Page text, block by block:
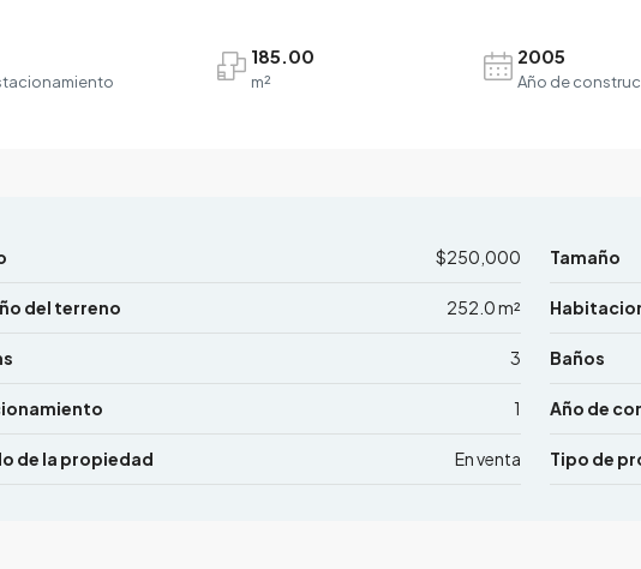
185.00
m²
2005
Año de
$250,000 Tamaño
del terreno 252.0 m²
3 Baños
1 Año de
de la propiedad En venta Tipo de